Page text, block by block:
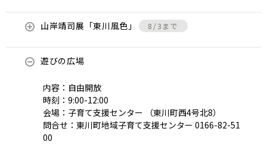
山岸靖司展「東川風色」 8/3まで
遊びの広場
内容：自由開放
時刻：9:00-12:00
会場：子育て支援センター （東川町西4号北8）
問合せ：東川町地域子育て支援センター 0166-82-51
00